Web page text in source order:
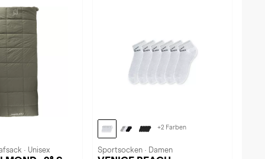
· Unisex
+2 Farben
Sportsocken · Damen